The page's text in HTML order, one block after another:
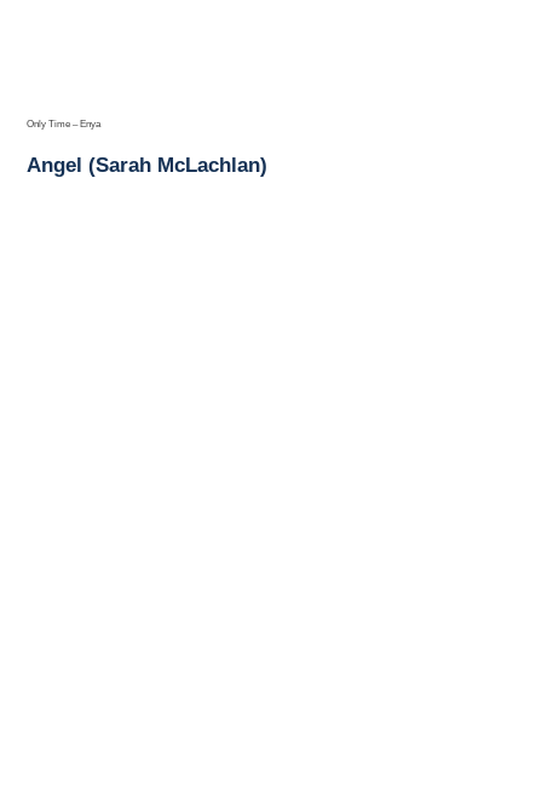
Only Time – Enya
Angel (Sarah McLachlan)